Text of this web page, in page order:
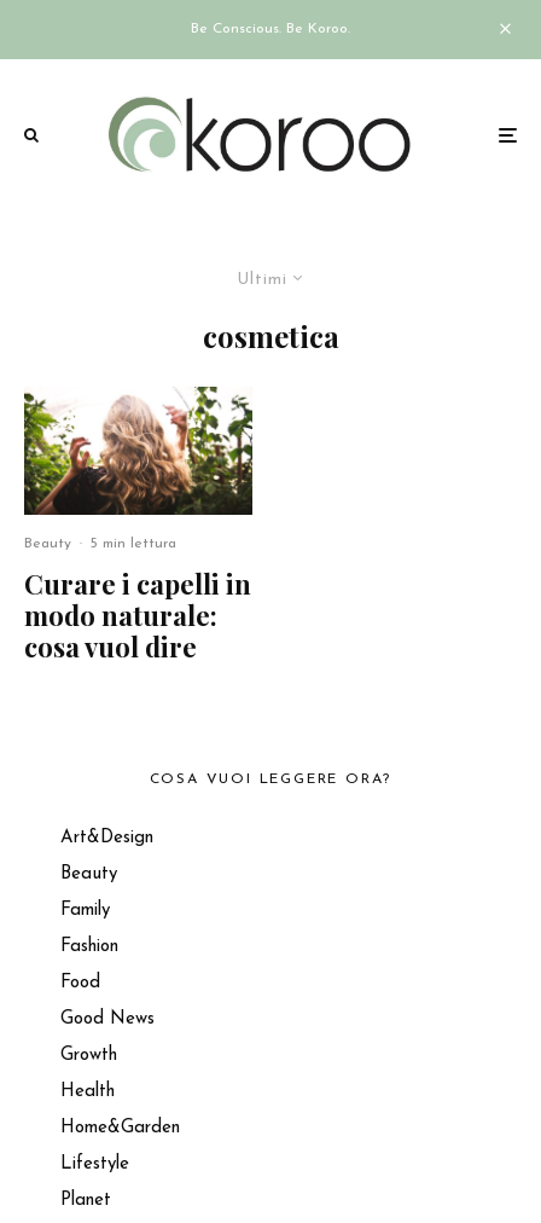
Be Conscious. Be Koroo.
Ultimi
cosmetica
Beauty · 5 min lettura
Curare i capelli in
modo naturale:
cosa vuol dire
COSA VUOI LEGGERE ORA?
Art&Design
Beauty
Family
Fashion
Food
Good News
Growth
Health
Home&Garden
Lifestyle
Planet